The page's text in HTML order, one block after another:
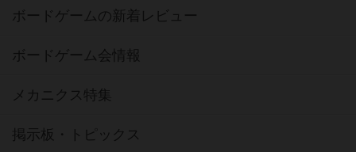
ボードゲームの新着レビュー
ボードゲーム会情報
メカニクス特集
掲示板・トピックス